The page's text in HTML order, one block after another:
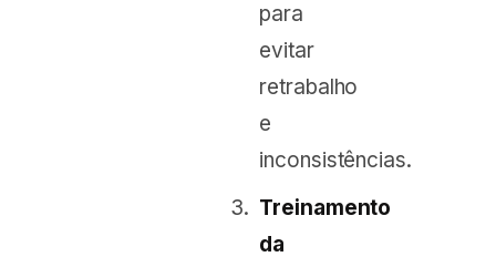
para
evitar
retrabalho
e
inconsistências.
Treinamento
da